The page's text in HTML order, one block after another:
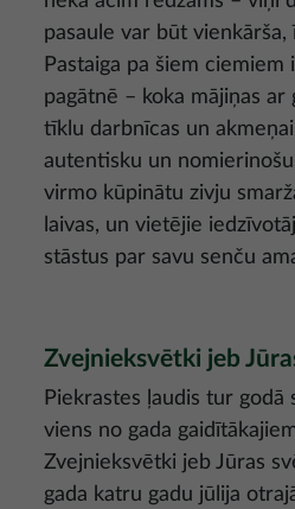
pasaule var būt vienkārša,
Pastaiga pa šiem ciemiem
pagātnē – koka mājiņas
tīklu darbnīcas un
autentisku un nomierinošu
virmo kūpinātu zivju
laivas, un vietējie
stāstus par savu senču
Zvejnieksvētki jeb
Piekrastes ļaudis tur godā
viens no gada
Zvejnieksvētki jeb Jūras
gada katru gadu jūlija